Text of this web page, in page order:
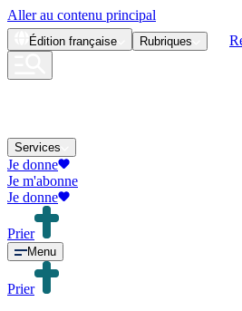
Aller au contenu principal
Édition française Rubriques
Services
Je donne
Je m'abonne
Je donne
Prier
Menu
Prier